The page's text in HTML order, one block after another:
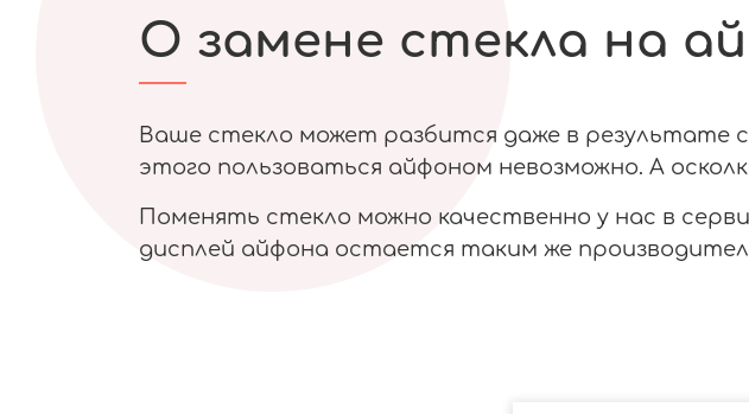
О замене стекла на
Ваше стекло может разбится даже в результате
этого пользоваться айфоном невозможно. А
Поменять стекло можно качественно у нас в
дисплей айфона остается таким же